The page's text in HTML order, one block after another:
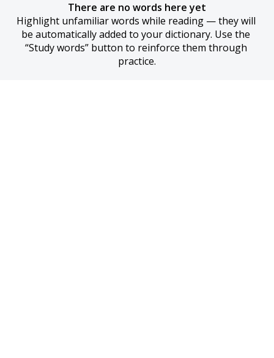
There are no words here yet
Highlight unfamiliar words while reading — they will
be automatically added to your dictionary. Use the
“Study words” button to reinforce them through
practice.